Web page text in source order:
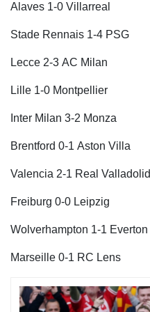
Alaves 1-0 Villarreal
Stade Rennais 1-4 PSG
Lecce 2-3 AC Milan
Lille 1-0 Montpellier
Inter Milan 3-2 Monza
Brentford 0-1 Aston Villa
Valencia 2-1 Real Valladolid
Freiburg 0-0 Leipzig
Wolverhampton 1-1 Everton
Marseille 0-1 RC Lens